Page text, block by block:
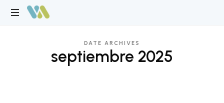
View
DATE ARCHIVES
septiembre 2025